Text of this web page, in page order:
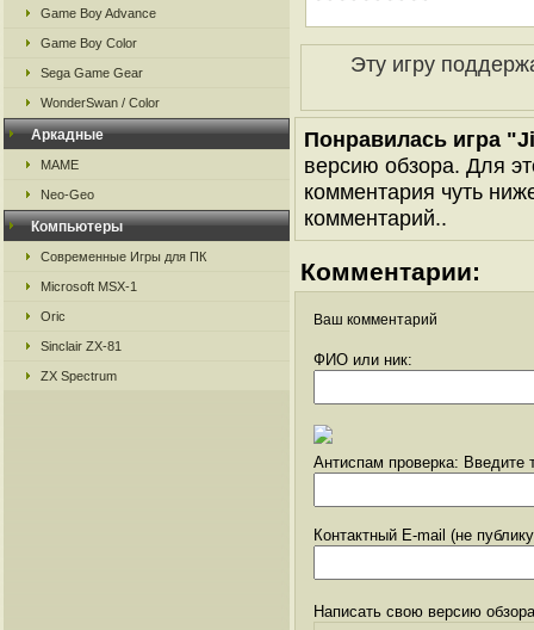
Game Boy Advance
Game Boy Color
Sega Game Gear
WonderSwan / Color
Аркадные
MAME
Neo-Geo
Компьютеры
Современные Игры для ПК
Microsoft MSX-1
Oric
Sinclair ZX-81
ZX Spectrum
Эту игру
Понравилась игра
версию обзора. Для
комментария чуть
комментарий..
Комментарии:
Ваш комментарий
ФИО или ник:
Антиспам проверка: Введите
Контактный E-mail (не
Написать свою версию